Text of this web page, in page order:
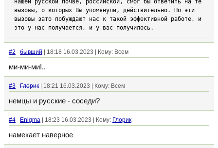
нашей русской почве, российской, смог бы ответить на те
вызовы, о которых Вы упомянули, действительно. Но эти
вызовы зато побуждают нас к такой эффективной работе, и
это у нас получается, и у вас получилось.
#2 бывший | 18:18 16.03.2023 | Кому: Всем
ми-ми-ми!..
#3 Глорик | 18:21 16.03.2023 | Кому: Всем
немцы и русские - соседи?
#4 Enigma | 18:23 16.03.2023 | Кому: Глорик
намекает наверное